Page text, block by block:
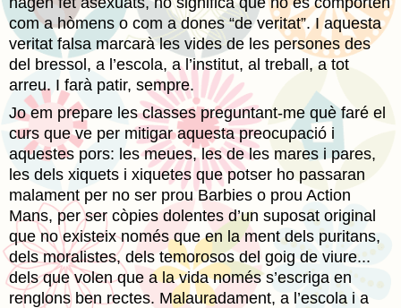
com a hòmens o com a dones “de veritat”. I aquesta
veritat falsa marcarà les vides de les persones des
del bressol, a l’escola, a l’institut, al treball, a tot
arreu. I farà patir, sempre.
Jo em prepare les classes preguntant-me què faré el
curs que ve per mitigar aquesta preocupació i
aquestes pors: les meues, les de les mares i pares,
les dels xiquets i xiquetes que potser ho passaran
malament per no ser prou Barbies o prou Action
Mans, per ser còpies dolentes d’un suposat original
que no existeix només que en la ment dels puritans,
dels moralistes, dels temorosos del goig de viure...
dels que volen que a la vida només s’escriga en
renglons ben rectes. Malauradament, a l’escola i a